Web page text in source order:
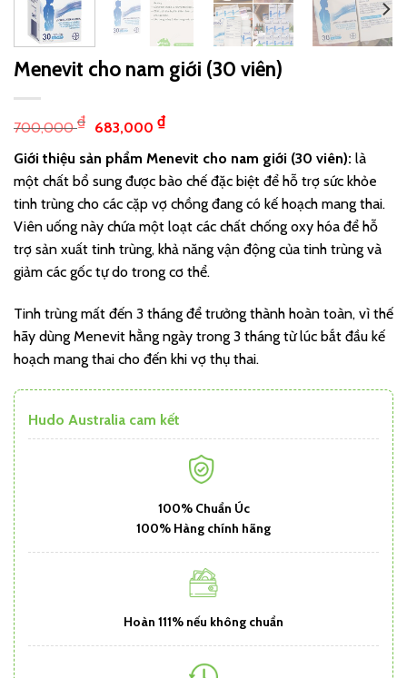
Menevit cho nam giới (30 viên)
700,000₫ 683,000 ₫
Giới thiệu sản phẩm Menevit cho nam giới (30 viên): là
một chất bổ sung được bào chế đặc biệt để hỗ trợ sức khỏe
tinh trùng cho các cặp vợ chồng đang có kế hoạch mang thai.
Viên uống này chứa một loạt các chất chống oxy hóa để hỗ
trợ sản xuất tinh trùng, khả năng vận động của tinh trùng và
giảm các gốc tự do trong cơ thể.
Tinh trùng mất đến 3 tháng để trưởng thành hoàn toàn, vì thế
hãy dùng Menevit hằng ngày trong 3 tháng từ lúc bắt đầu kế
hoạch mang thai cho đến khi vợ thụ thai.
Hudo Australia cam kết
100% Chuẩn Úc
100% Hàng chính hãng
Hoàn 111% nếu không chuẩn